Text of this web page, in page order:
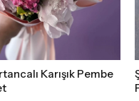
Sepete EkleKarışık Pembe